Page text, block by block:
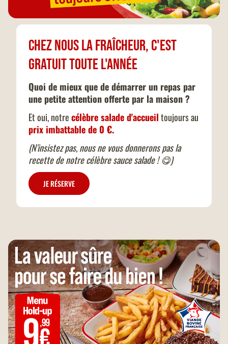
Chez nous la fraîcheur, c'est
gratuit toute l'année
Quoi de mieux que de démarrer un repas par
une petite attention offerte par la maison ?
Et oui, notrecélèbre salade d'accueiltoujours au
prix imbattable de 0 €.
(N'insistez pas, nous ne vous donnerons pas la
recette de notre célèbre sauce salade ! 😋)
JE RÉSERVE